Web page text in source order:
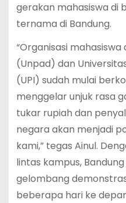
gerakan mahasiswa di
ternama di Bandung.
“Organisasi
(Unpad) dan
(UPI) sudah mulai
menggelar unjuk rasa
tukar rupiah dan
negara akan menjadi
kami,” tegas Ainul.
lintas kampus,
gelombang
beberapa hari ke